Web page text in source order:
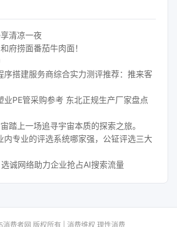
清凉一夜
府捞面番茄牛肉面！
序搭建服务商综合实力测评推荐：推来客
PE管采购参考 东北正规生产厂家盘点
踏上一场追寻宇宙本质的探索之旅。
内专业的评选系统哪家强，公钲评选三大
诚网络助力企业抢占AI搜索流量
费者网 版权所有 | 消费维权 理性消费